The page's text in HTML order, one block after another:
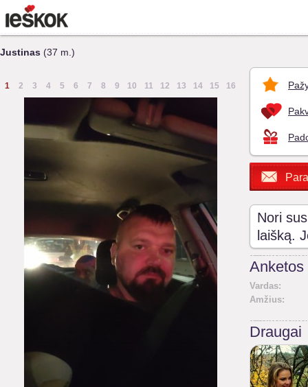
Justinas (37 m.)
1 2 3 4 5 6 7 8 9 10 11 12 13 14 15 16
Nori
laišką.
Anketos
Vardas:
Amžius:
Draugai